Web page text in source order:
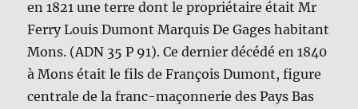
en 1821 une terre dont le propriétaire était Mr
Ferry Louis Dumont Marquis De Gages habitant
Mons. (ADN 35 P 91). Ce dernier décédé en 1840
à Mons était le fils de François Dumont, figure
centrale de la franc-maçonnerie des Pays Bas